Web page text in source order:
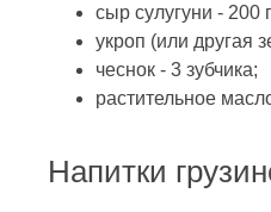
сыр сулугуни - 200
укроп (или другая
чеснок - 3 зубчика;
растительное
Напитки